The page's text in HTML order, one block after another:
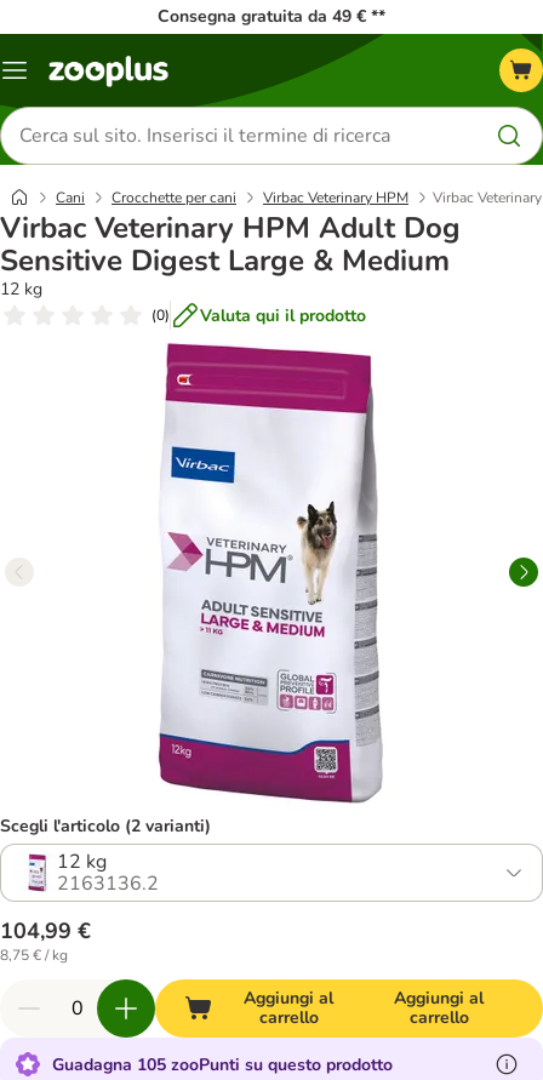
Consegna gratuita da 49 € **
Overview
Cerca
prodotti
Cani Crocchette per cani Virbac Veterinary HPM Virbac
Virbac Veterinary HPM Adult Dog
Sensitive Digest Large & Medium
12 kg
(0) Valuta qui il prodotto
Scegli l'articolo (2 varianti)
12 kg
2163136.2
104,99 €
8,75 € / kg
Aggiungi al
carrello
Aggiungi al
carrello
Guadagna 105 zooPunti su questo prodotto